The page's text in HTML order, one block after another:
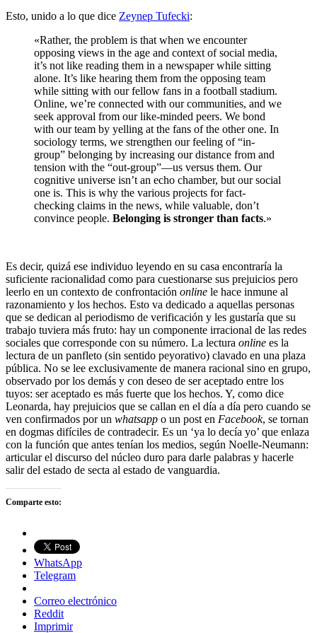
Esto, unido a lo que dice Zeynep Tufecki:
«Rather, the problem is that when we encounter
opposing views in the age and context of social media,
it’s not like reading them in a newspaper while sitting
alone. It’s like hearing them from the opposing team
while sitting with our fellow fans in a football stadium.
Online, we’re connected with our communities, and we
seek approval from our like-minded peers. We bond
with our team by yelling at the fans of the other one. In
sociology terms, we strengthen our feeling of “in-
group” belonging by increasing our distance from and
tension with the “out-group”—us versus them. Our
cognitive universe isn’t an echo chamber, but our social
one is. This is why the various projects for fact-
checking claims in the news, while valuable, don’t
convince people. Belonging is stronger than facts.»
Es decir, quizá ese individuo leyendo en su casa encontraría la
suficiente racionalidad como para cuestionarse sus prejuicios pero
leerlo en un contexto de confrontación online le hace inmune al
razonamiento y los hechos. Esto va dedicado a aquellas personas
que se dedican al periodismo de verificación y les gustaría que su
trabajo tuviera más fruto: hay un componente irracional de las redes
sociales que corresponde con su número. La lectura online es la
lectura de un panfleto (sin sentido peyorativo) clavado en una plaza
pública. No se lee exclusivamente de manera racional sino en grupo,
observado por los demás y con deseo de ser aceptado entre los
tuyos: ser aceptado es más fuerte que los hechos. Y, como dice
Leonarda, hay prejuicios que se callan en el día a día pero cuando se
ven confirmados por un whatsapp o un post en Facebook, se tornan
en dogmas difíciles de contradecir. Es un ‘ya lo decía yo’ que enlaza
con la función que antes tenían los medios, según Noelle-Neumann:
articular el discurso del núcleo duro para darle palabras y hacerle
salir del estado de secta al estado de vanguardia.
Comparte esto:
WhatsApp
Telegram
Correo electrónico
Reddit
Imprimir